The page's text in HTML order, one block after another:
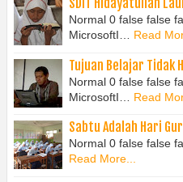
SDIT Hidayatullah
Normal 0 false false
MicrosoftI… Read
Tujuan Belajar Tidak
Normal 0 false false
MicrosoftI…
Read
Sabtu Adalah Hari
Normal 0 false false
Read More...